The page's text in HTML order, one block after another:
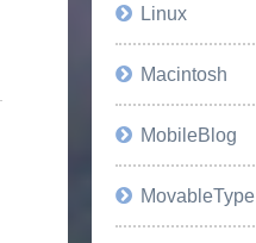
Linux
Macintosh
MobileBlog
MovableType